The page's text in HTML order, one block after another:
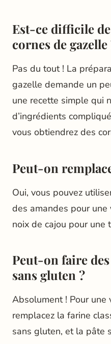
Est-ce difficile
cornes de gazelle
Pas du tout ! La
gazelle demande un
une recette simple qui
d’ingrédients
vous obtiendrez des
Peut-on
Oui, vous pouvez
des amandes pour
noix de cajou pour une
Peut-on faire
sans gluten ?
Absolument ! Pour une
remplacez la farine
sans gluten, et la pâte